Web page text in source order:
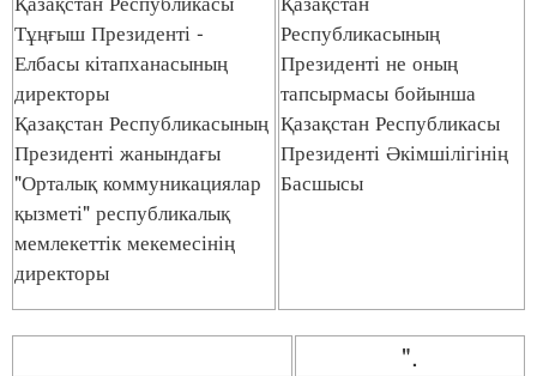
Тұңғыш Президенті -
Елбасы кітапханасының
директоры
Қазақстан Республикасының
Президенті жанындағы
"Орталық коммуникациялар
қызметі" республикалық
мемлекеттік мекемесінің
директоры
Республикасының
Президенті не оның
тапсырмасы бойынша
Қазақстан Республикасы
Президенті Әкімшілігінің
Басшысы
".